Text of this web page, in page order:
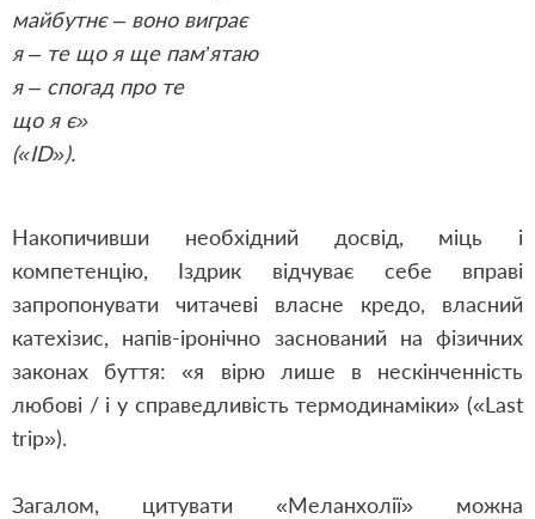
майбутнє – воно виграє
я – те що я ще пам’ятаю
я – спогад про те
що я є»
(«ІD»).
Накопичивши необхідний досвід, міць і
компетенцію, Іздрик відчуває себе вправі
запропонувати читачеві власне кредо, власний
катехізис, напів-іронічно заснований на фізичних
законах буття: «я вірю лише в нескінченність
любові / і у справедливість термодинаміки» («Last
trip»).
Загалом, цитувати «Меланхолії» можна